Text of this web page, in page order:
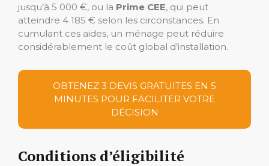
jusqu’à 5 000 €, ou la Prime CEE, qui peut
atteindre 4 185 € selon les circonstances. En
cumulant ces aides, un ménage peut réduire
considérablement le coût global d’installation.
OBTENEZ 3 DEVIS GRATUITES EN 5
MINUTES POUR FACILITER VOTRE
DÉCISION
Conditions d’éligibilité